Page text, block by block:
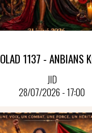
1137 - ANBIANS
JID
28/07/2026 - 17:00